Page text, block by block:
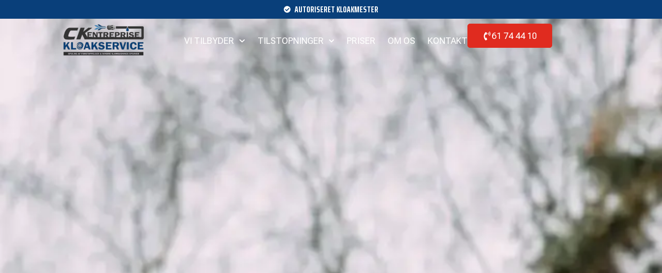
AUTORISERET KLOAKMESTER
VI TILBYDER TILSTOPNINGER PRISER OM OS KONTAKT 61 74 44 10